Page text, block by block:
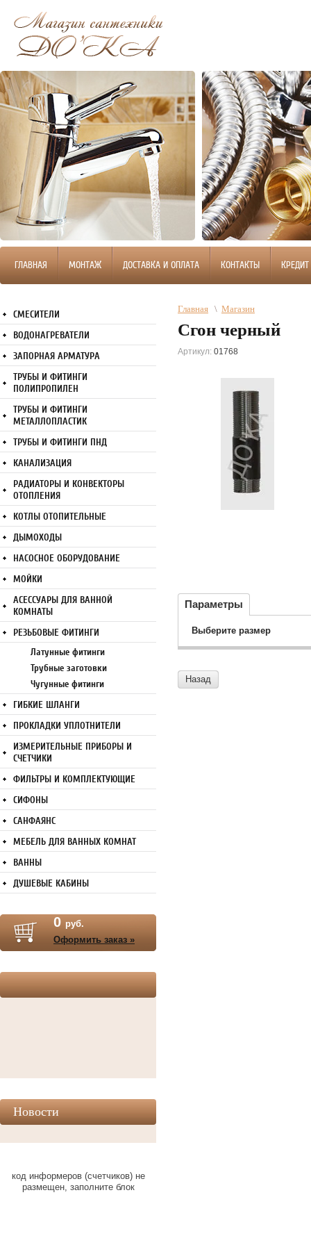
ГЛАВНАЯ МОНТАЖ ДОСТАВКА И ОПЛАТА КОНТАКТЫ КРЕДИТ
Главная \ Магазин
Сгон черный
Артикул: 01768
Параметры
Выберите размер
Назад
СМЕСИТЕЛИ
ВОДОНАГРЕВАТЕЛИ
ЗАПОРНАЯ АРМАТУРА
ТРУБЫ И ФИТИНГИ
ПОЛИПРОПИЛЕН
ТРУБЫ И ФИТИНГИ
МЕТАЛЛОПЛАСТИК
ТРУБЫ И ФИТИНГИ ПНД
КАНАЛИЗАЦИЯ
РАДИАТОРЫ И КОНВЕКТОРЫ
ОТОПЛЕНИЯ
КОТЛЫ ОТОПИТЕЛЬНЫЕ
ДЫМОХОДЫ
НАСОСНОЕ ОБОРУДОВАНИЕ
МОЙКИ
АСЕССУАРЫ ДЛЯ ВАННОЙ
КОМНАТЫ
РЕЗЬБОВЫЕ ФИТИНГИ
Латунные фитинги
Трубные заготовки
Чугунные фитинги
ГИБКИЕ ШЛАНГИ
ПРОКЛАДКИ УПЛОТНИТЕЛИ
ИЗМЕРИТЕЛЬНЫЕ ПРИБОРЫ И
СЧЕТЧИКИ
ФИЛЬТРЫ И КОМПЛЕКТУЮЩИЕ
СИФОНЫ
САНФАЯНС
МЕБЕЛЬ ДЛЯ ВАННЫХ КОМНАТ
ВАННЫ
ДУШЕВЫЕ КАБИНЫ
0 руб.
Оформить заказ »
Новости
код информеров (счетчиков) не
размещен, заполните блок